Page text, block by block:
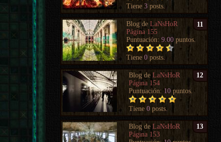
Tiene3 posts.
11
Blog deLaNsHoR
Página 155
Puntuación:9.00 puntos.
Tiene0 posts.
12
Blog deLaNsHoR
Página 154
Puntuación: 10 puntos.
Tiene0 posts.
13
Blog deLaNsHoR
Página 153